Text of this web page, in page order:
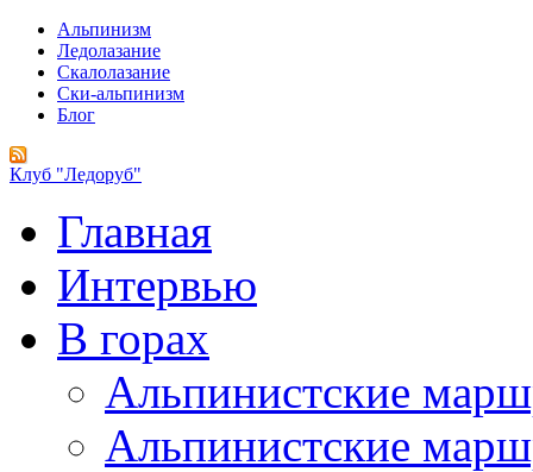
Альпинизм
Ледолазание
Скалолазание
Ски-альпинизм
Блог
Клуб "Ледоруб"
Главная
Интервью
В горах
Альпинистские
Альпинистские